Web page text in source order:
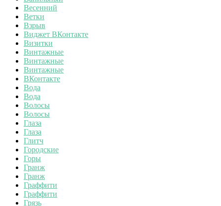
Весенний
Ветки
Взрыв
Виджет ВКонтакте
Визитки
Винтажные
Винтажные
Винтажные
ВКонтакте
Вода
Вода
Волосы
Волосы
Глаза
Глаза
Глитч
Городские
Горы
Гранж
Гранж
Граффити
Граффити
Грязь